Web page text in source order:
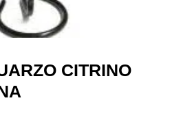
CITRINO